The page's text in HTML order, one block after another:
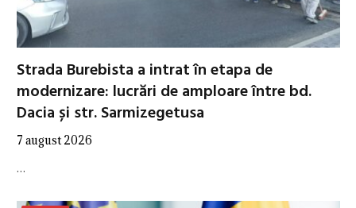
Strada Burebista a intrat în etapa de
modernizare: lucrări de amploare între bd.
Dacia și str. Sarmizegetusa
7 august 2026
…